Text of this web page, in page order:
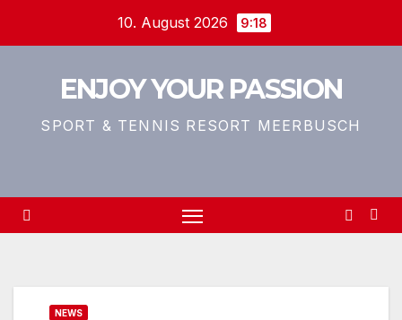
10. August 2026 9:18
ENJOY YOUR PASSION
SPORT & TENNIS RESORT MEERBUSCH
NEWS